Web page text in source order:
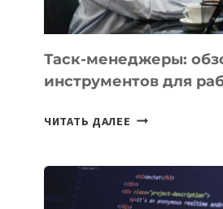
ПОРУЧИТЬ
УЖЕ
СЕГОДНЯ
Таск-менеджеры:
инструментов для
ЧИТАТЬ ДАЛЕЕ ТАСК-
ПОЛЕЗНЫХ
ИНСТРУМЕНТОВ